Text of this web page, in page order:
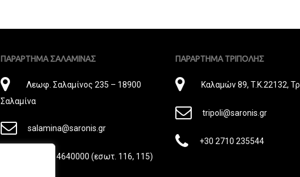
ΠΑΡΑΡΤΗΜΑ ΣΑΛΑΜΙΝΑΣ
Διεύθυνση
Λεωφ. Σαλαμίνος 235 – 18900
Σαλαμίνα
E-
Mail
salamina@saronis.gr
+30 210 4640000 (εσωτ. 116, 115)
ΠΑΡΑΡΤΗΜΑ ΤΡΙΠΟΛΗΣ
Διεύθυνση
Καλαμών 89, T.K.22132,
E-
tripoli@saronis.gr
Phone
+30 2710 235544